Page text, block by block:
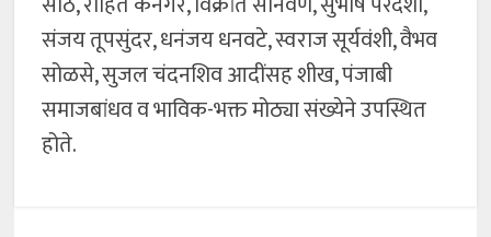
संजय तूपसुंदर, धनंजय धनवटे, स्वराज सूर्यवंशी, वैभव
सोळसे, सुजल चंदनशिव आदींसह शीख, पंजाबी
समाजबांधव व भाविक-भक्त मोठ्या संख्येने उपस्थित
होते.